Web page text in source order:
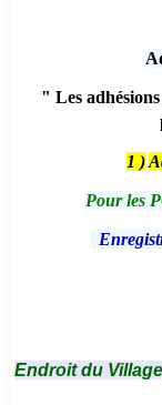
" Les
1 )
Pour les
Endroit du